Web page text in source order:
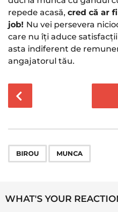
repede acasă, cred că ar
job! Nu vei persevera
care nu îți aduce
asta indiferent de
angajatorul tău.
o
t
P
n
BIROU MUNCA
WHAT'S YOUR